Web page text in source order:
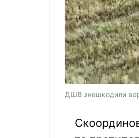
ДШВ знешкодили